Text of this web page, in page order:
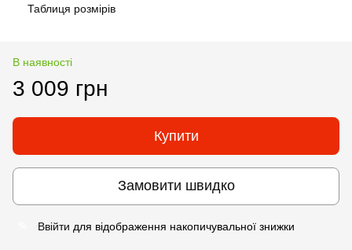
Таблиця розмірів
В наявності
3 009 грн
Купити
Замовити швидко
Ввійти для відображення накопичувальної знижки